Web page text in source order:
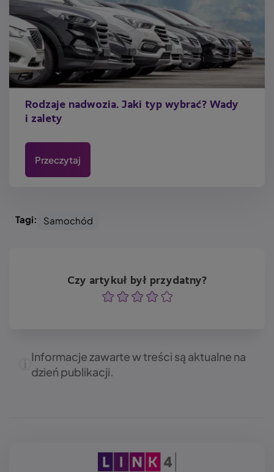
Rodzaje nadwozia. Jaki typ wybrać? Wady
i zalety
Przeczytaj
Tagi: Samochód
Czy artykuł był przydatny?
OcenaOcenaOcena
OcenaOcena
Informacje zawarte w treści są aktualne na
dzień publikacji.